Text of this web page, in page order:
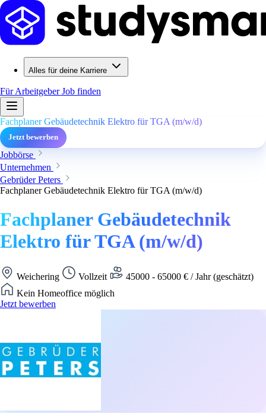
Alles für deine Karriere
Für ArbeitgeberJob finden
Fachplaner Gebäudetechnik Elektro für TGA (m/w/d)
Jetzt bewerben
Jobbörse
Unternehmen
Gebrüder Peters
Fachplaner Gebäudetechnik Elektro für TGA (m/w/d)
Fachplaner Gebäudetechnik
Elektro für TGA (m/w/d)
Weichering Vollzeit
45000 - 65000 € / Jahr (geschätzt)
Kein Homeoffice möglich
Jetzt bewerben